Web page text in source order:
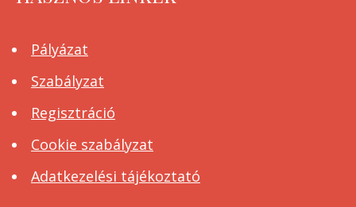
Pályázat
Szabályzat
Regisztráció
Cookie szabályzat
Adatkezelési tájékoztató